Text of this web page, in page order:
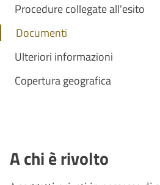
Procedure collegate all'esito
Documenti
Ulteriori informazioni
Copertura geografica
A chi è rivolto